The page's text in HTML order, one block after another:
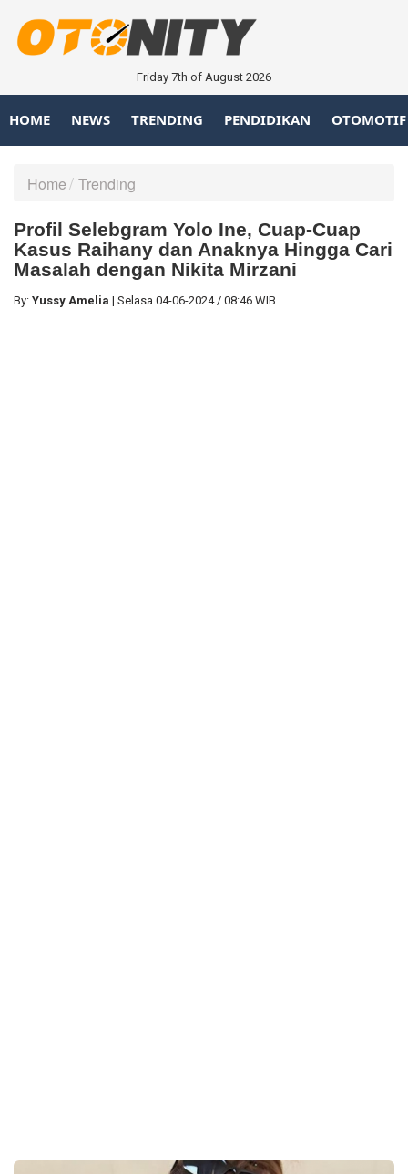
Friday 7th of August 2026
HOME NEWS TRENDING PENDIDIKAN OTOMOTIF
Home Trending
Profil Selebgram Yolo Ine, Cuap-Cuap
Kasus Raihany dan Anaknya Hingga Cari
Masalah dengan Nikita Mirzani
By: Yussy Amelia | Selasa 04-06-2024 / 08:46 WIB